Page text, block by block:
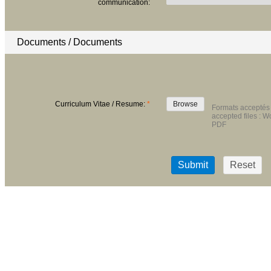
communication:
Documents / Documents
Curriculum Vitae / Resume: * Browse
Formats acceptés
accepted files :
PDF